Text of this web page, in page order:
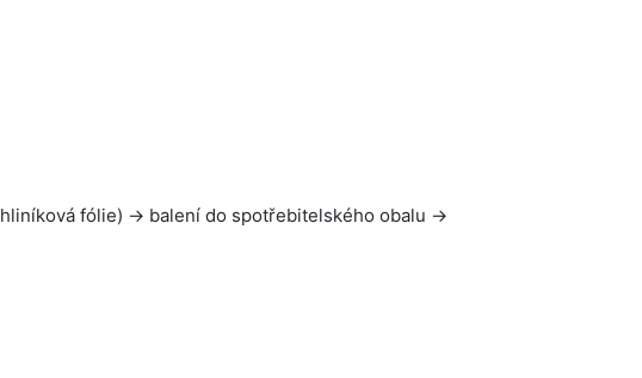
fólie) → balení do spotřebitelského obalu →